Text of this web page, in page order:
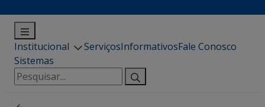
Institucional ServiçosInformativosFale Conosco
Sistemas
Pesquisar
por: